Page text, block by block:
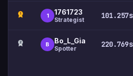
1 1 1761723
Strategist 101.257s
2 B Bo_L_Gia
Spotter 220.769s